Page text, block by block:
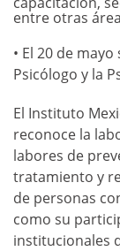
entre otras
• El 20 de
Psicólogo y la
El Instituto
reconoce la
labores de
tratamiento y
de personas
como su
institucionales